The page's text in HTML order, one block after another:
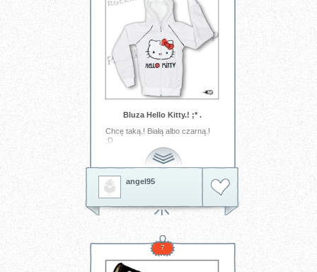
Bluza Hello Kitty.! ;* .
Chcę taką.! Białą albo czarną.!
;D
Kitty
angel95
7